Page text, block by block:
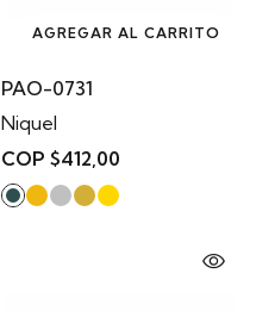
AGREGAR AL CARRITO
PAO-0731
Niquel
COP $412,00